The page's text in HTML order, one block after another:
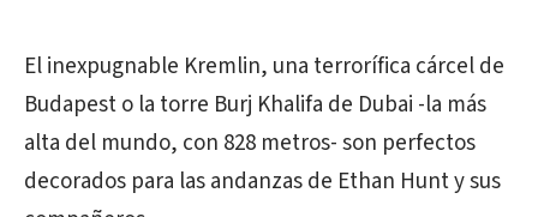
El inexpugnable Kremlin, una terrorífica cárcel de
Budapest o la torre Burj Khalifa de Dubai -la más
alta del mundo, con 828 metros- son perfectos
decorados para las andanzas de Ethan Hunt y sus